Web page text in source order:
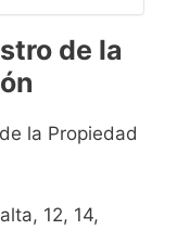
de la
la Propiedad
12, 14,